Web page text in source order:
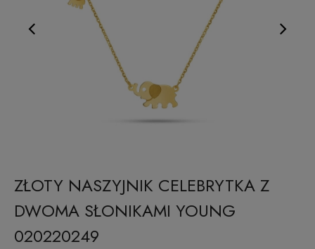
ZŁOTY NASZYJNIK CELEBRYTKA Z
DWOMA SŁONIKAMI YOUNG
020220249